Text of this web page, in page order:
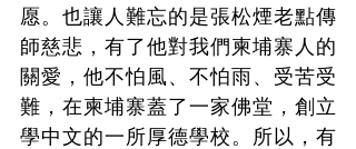
愿。也讓人難忘的是張松煙老點傳
師慈悲，有了他對我們柬埔寨人的
關愛，他不怕風、不怕雨、受苦受
難，在柬埔寨蓋了一家佛堂，創立
學中文的一所厚德學校。所以，有